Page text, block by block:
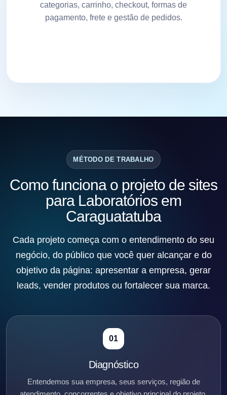
categorias, carrinho, checkout, formas de
pagamento, frete e gestão de pedidos.
MÉTODO DE TRABALHO
Como funciona o projeto de sites
para Laboratórios em
Caraguatatuba
Cada projeto começa com o entendimento do seu
negócio, do público que você quer alcançar e do
objetivo da página: apresentar a empresa, gerar
leads, vender produtos ou fortalecer sua marca.
01
Diagnóstico
Entendemos sua empresa, seus serviços, região de